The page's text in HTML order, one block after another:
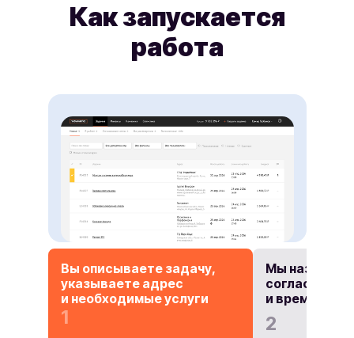
Как запускается
работа
Вы описываете задачу,
указываете адрес
и необходимые услуги
1
Мы
и время
2